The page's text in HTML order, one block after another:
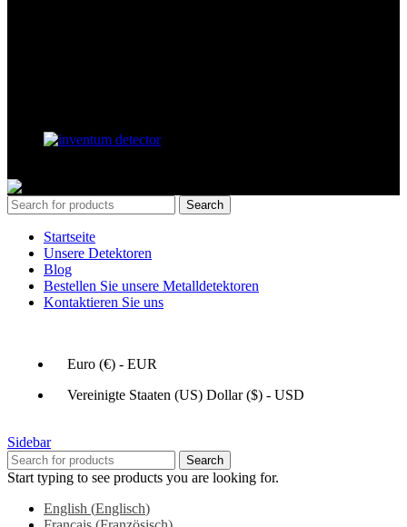
Search
Startseite
Unsere Detektoren
Blog
Bestellen Sie unsere Metalldetektoren
Kontaktieren Sie uns
Euro (€) - EUR
Vereinigte Staaten (US) Dollar ($) - USD
Sidebar
Search
Start typing to see products you are looking for.
English (Englisch)